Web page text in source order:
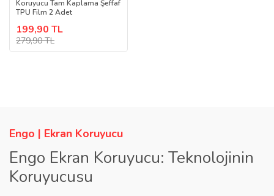
Koruyucu Tam Kaplama Şeffaf
TPU Film 2 Adet
199,90 TL
279,90 TL
Engo | Ekran Koruyucu
Engo Ekran Koruyucu: Teknolojinin
Koruyucusu